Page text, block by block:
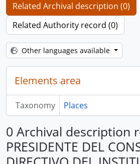
Related Archival description (0)
Related Authority record (0)
Other languages available
Elements area
Taxonomy Places
0 Archival description
PRESIDENTE DEL